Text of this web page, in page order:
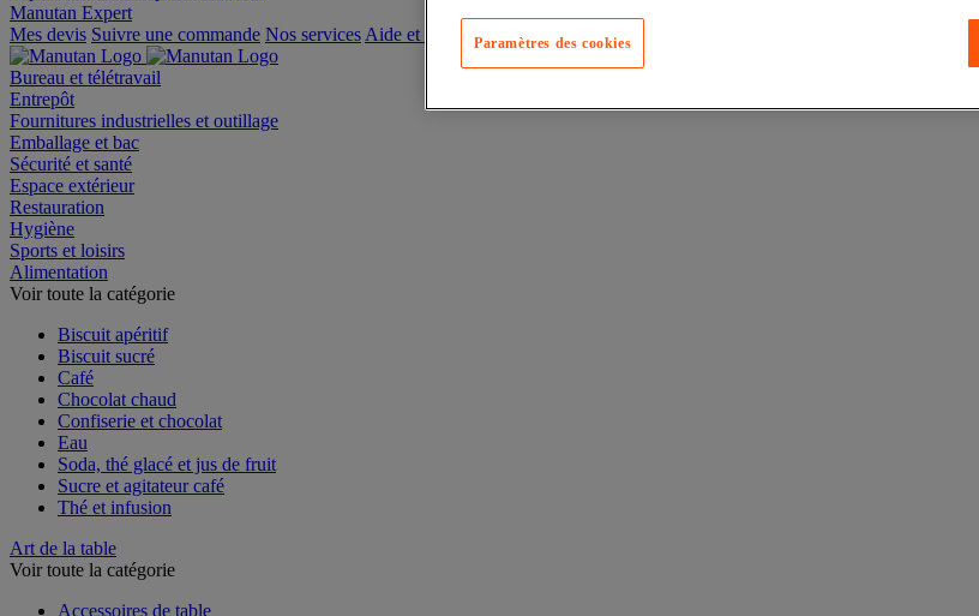
Manutan Expert
offre reconditionnée
Mes devis Suivre une commande Nos services Aide et contact
Bureau et télétravail
Entrepôt
Fournitures industrielles et outillage
Emballage et bac
Sécurité et santé
Espace extérieur
Restauration
Hygiène
Sports et loisirs
Alimentation
Biscuit apéritif
Biscuit sucré
Café
Chocolat chaud
Confiserie et chocolat
Eau
Soda, thé glacé et jus de fruit
Sucre et agitateur café
Art de la table
Paramètres des cookies